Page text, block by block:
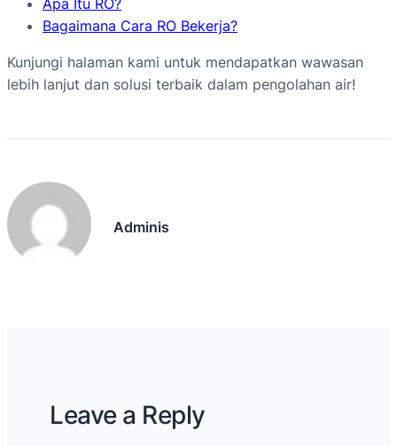
Apa Itu RO?
Bagaimana Cara RO Bekerja?
Kunjungi halaman kami untuk mendapatkan wawasan
lebih lanjut dan solusi terbaik dalam pengolahan air!
Adminis
Leave a Reply